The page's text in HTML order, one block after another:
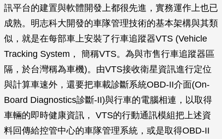
訊平台的建置與軟體開發上都很先進，實務運作上也已
成熟。明志科大開發的車隊管理技術的基本架構與其類
似，就是在每部車上安裝了行車追蹤器VTS (Vehicle
Tracking System， 簡稱VTS。為與市售行車追蹤器區
隔，於台灣稱為車機)。由VTS接收衛星資訊進行定位
與計算車速外，還要把車載診斷系統OBD-II介面(On-
Board Diagnostics診斷-II)與行車的電腦相連，以取得
車輛的即時健康資訊， VTS的行動通訊模組把上述資
料回傳給控管中心的車隊管理系統，或是取得OBD-II